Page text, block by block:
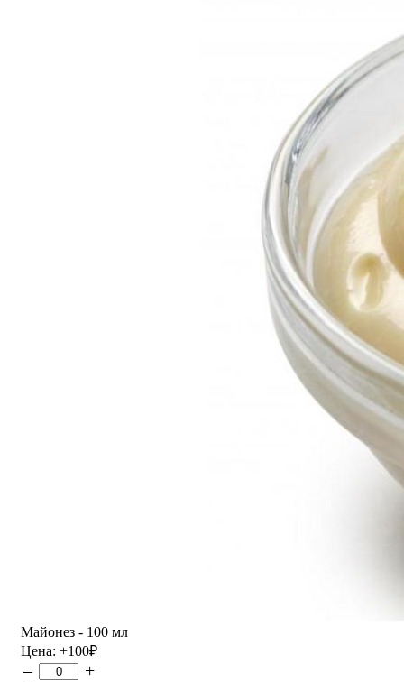
Майонез - 100 мл
Цена: +100₽
– +